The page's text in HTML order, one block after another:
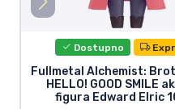
Dostupno
Fullmetal Alchemist:
HELLO! GOOD SMILE
figura Edward Elric